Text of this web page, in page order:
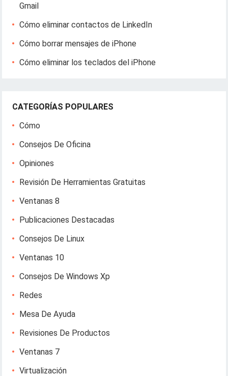
Gmail
Cómo eliminar contactos de LinkedIn
Cómo borrar mensajes de iPhone
Cómo eliminar los teclados del iPhone
CATEGORÍAS POPULARES
Cómo
Consejos De Oficina
Opiniones
Revisión De Herramientas Gratuitas
Ventanas 8
Publicaciones Destacadas
Consejos De Linux
Ventanas 10
Consejos De Windows Xp
Redes
Mesa De Ayuda
Revisiones De Productos
Ventanas 7
Virtualización